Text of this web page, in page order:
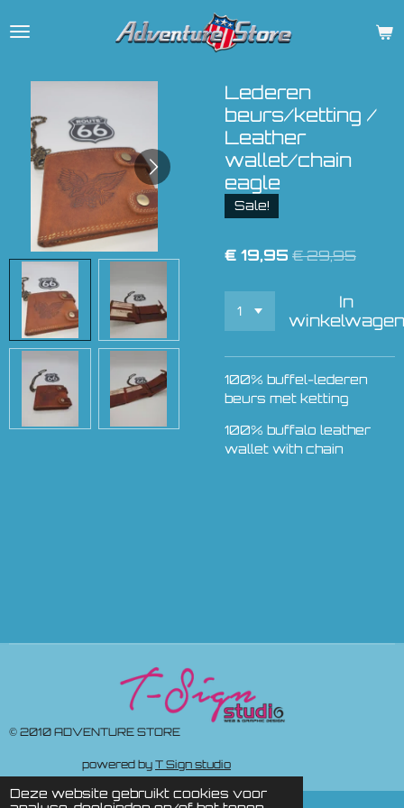
Deze website gebruikt cookies voor
direct
Lederen
beurs/ketting /
Leather
wallet/chain
eagle
Sale!
€ 19,95 € 29,95
In
winkelwagen
100% buffel-lederen
beurs met ketting
100% buffalo leather
wallet with chain
© 2010 ADVENTURE STORE
powered by T Sign studio